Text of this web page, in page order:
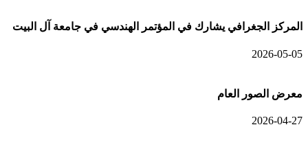
المركز الجغرافي يشارك في المؤتمر الهندسي في جامعة آل البيت
2026-05-05
معرض الصور العام
2026-04-27